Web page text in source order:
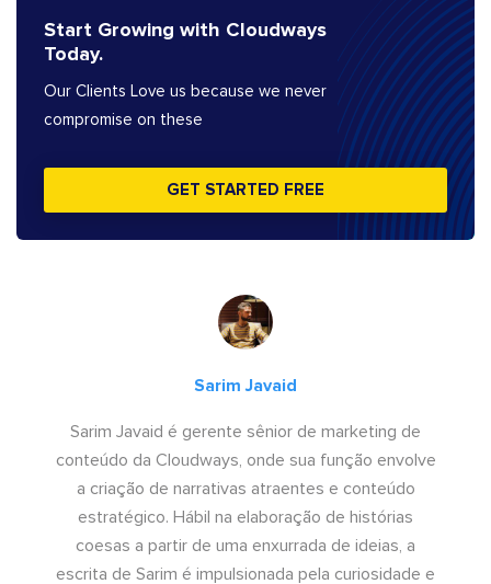
Start Growing with Cloudways
Today.
Our Clients Love us because we never
compromise on these
GET STARTED FREE
Sarim Javaid
Sarim Javaid é gerente sênior de marketing de
conteúdo da Cloudways, onde sua função envolve
a criação de narrativas atraentes e conteúdo
estratégico. Hábil na elaboração de histórias
coesas a partir de uma enxurrada de ideias, a
escrita de Sarim é impulsionada pela curiosidade e